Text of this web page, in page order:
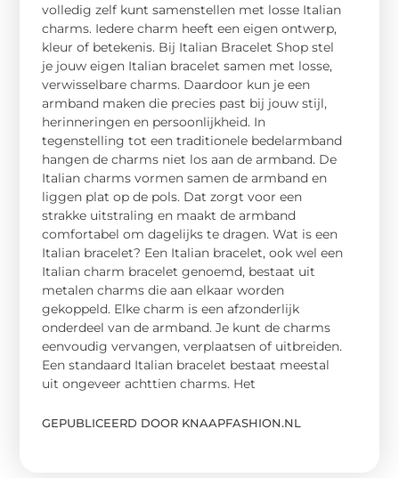
volledig zelf kunt samenstellen met losse Italian
charms. Iedere charm heeft een eigen ontwerp,
kleur of betekenis. Bij Italian Bracelet Shop stel
je jouw eigen Italian bracelet samen met losse,
verwisselbare charms. Daardoor kun je een
armband maken die precies past bij jouw stijl,
herinneringen en persoonlijkheid. In
tegenstelling tot een traditionele bedelarmband
hangen de charms niet los aan de armband. De
Italian charms vormen samen de armband en
liggen plat op de pols. Dat zorgt voor een
strakke uitstraling en maakt de armband
comfortabel om dagelijks te dragen. Wat is een
Italian bracelet? Een Italian bracelet, ook wel een
Italian charm bracelet genoemd, bestaat uit
metalen charms die aan elkaar worden
gekoppeld. Elke charm is een afzonderlijk
onderdeel van de armband. Je kunt de charms
eenvoudig vervangen, verplaatsen of uitbreiden.
Een standaard Italian bracelet bestaat meestal
uit ongeveer achttien charms. Het
GEPUBLICEERD DOOR KNAAPFASHION.NL